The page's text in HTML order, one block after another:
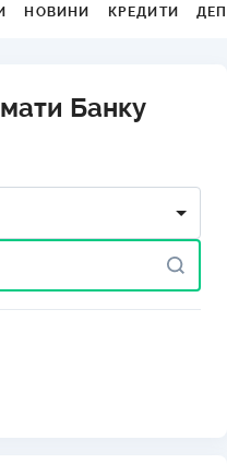
НОВИНИ КРЕДИТИ
Банку